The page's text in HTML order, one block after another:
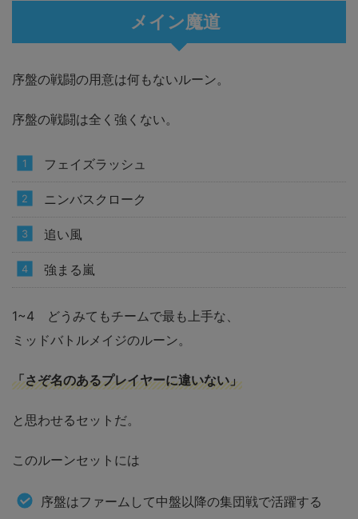
メイン魔道
序盤の戦闘の用意は何もないルーン。
序盤の戦闘は全く強くない。
フェイズラッシュ
ニンバスクローク
追い風
強まる嵐
1~4 どうみてもチームで最も上手な、
ミッドバトルメイジのルーン。
「さぞ名のあるプレイヤーに違いない」
と思わせるセットだ。
このルーンセットには
序盤はファームして中盤以降の集団戦で活躍する